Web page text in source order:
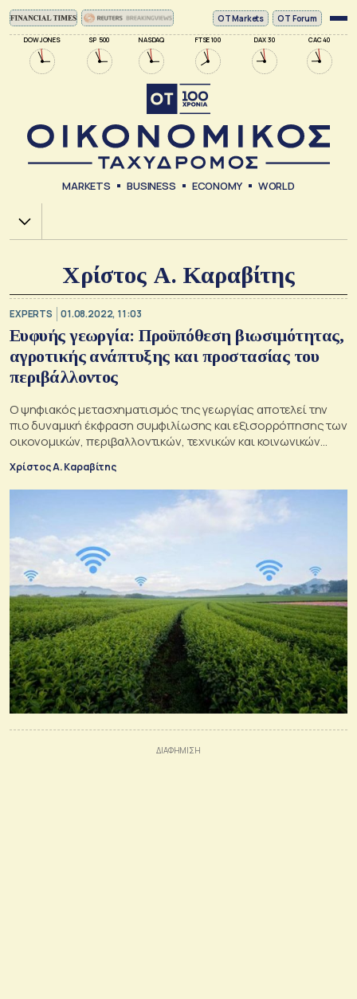
DOW JONES SP 500 NASDAQ FTSE 100 DAX 30 CAC 40
ΟΤ Markets OT Forum
MARKETS BUSINESS ECONOMY WORLD
Χ.Α.
Χρίστος Α. Καραβίτης
EXPERTS 01.08.2022, 11:03
Ευφυής γεωργία: Προϋπόθεση βιωσιμότητας,
αγροτικής ανάπτυξης και προστασίας του
περιβάλλοντος
Ο ψηφιακός μετασχηματισμός της γεωργίας αποτελεί την
πιο δυναμική έκφραση συμφιλίωσης και εξισορρόπησης των
οικονομικών, περιβαλλοντικών, τεχνικών και κοινωνικών
Χρίστος Α. Καραβίτης